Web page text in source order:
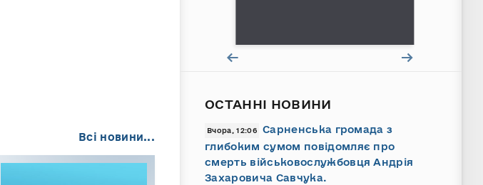
Всі новини...
ОСТАННІ НОВИНИ
Вчора, 12:06
Сарненська громада з
глибоким сумом повідомляє про
смерть військовослужбовця Андрія
Захаровича Савчука.